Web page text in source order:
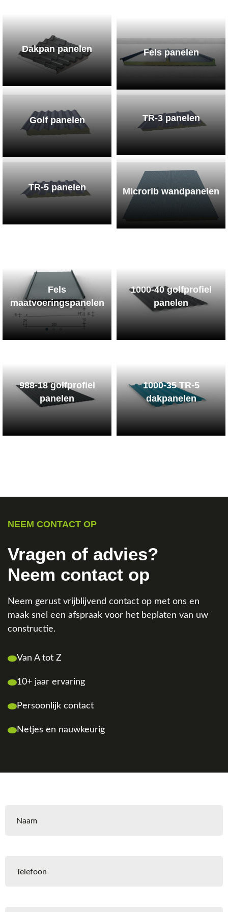
Dakpan panelen Fels panelen
Golf panelen TR-3 panelen
TR-5 panelen Microrib wandpanelen
Fels
maatvoeringspanelen
1000-40 golfprofiel
panelen
988-18 golfprofiel
panelen
1000-35 TR-5
dakpanelen
NEEM CONTACT OP
Vragen of advies?
Neem contact op
Neem gerust vrijblijvend contact op met ons en
maak snel een afspraak voor het beplaten van uw
constructie.
Van A tot Z
10+ jaar ervaring
Persoonlijk contact
Netjes en nauwkeurig